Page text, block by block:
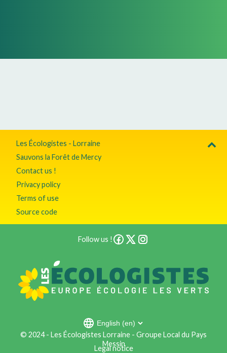
Les Écologistes - Lorraine
Sauvons la Forêt de Mercy
Contact us !
Privacy policy
Terms of use
Source code
Follow us !
Language
© 2024 - Les Écologistes Lorraine - Groupe Local du Pays
Messin
Legal notice